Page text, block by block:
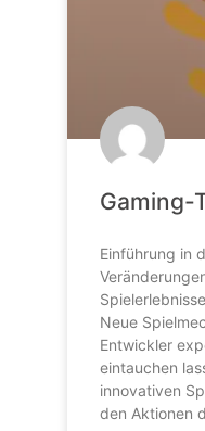
Gaming-
Einführung in
Neue
Entwickler
eintauchen
innovativen
den Aktionen